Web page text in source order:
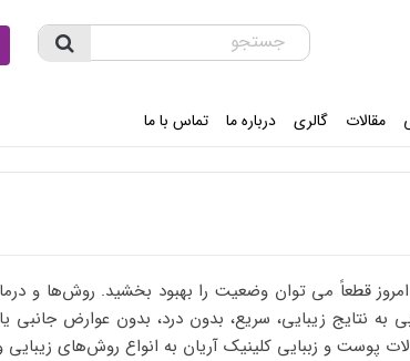
مقالات گالری درباره ما تماس با ما
قطعاً می توان وضعیت را بهبود بخشید. روش‌ها و
نتایج زیبایی، سریع، بدون درد، بدون عوارض جانبی
پوست و زببایی کلینیک آریان به انواع روش‌های